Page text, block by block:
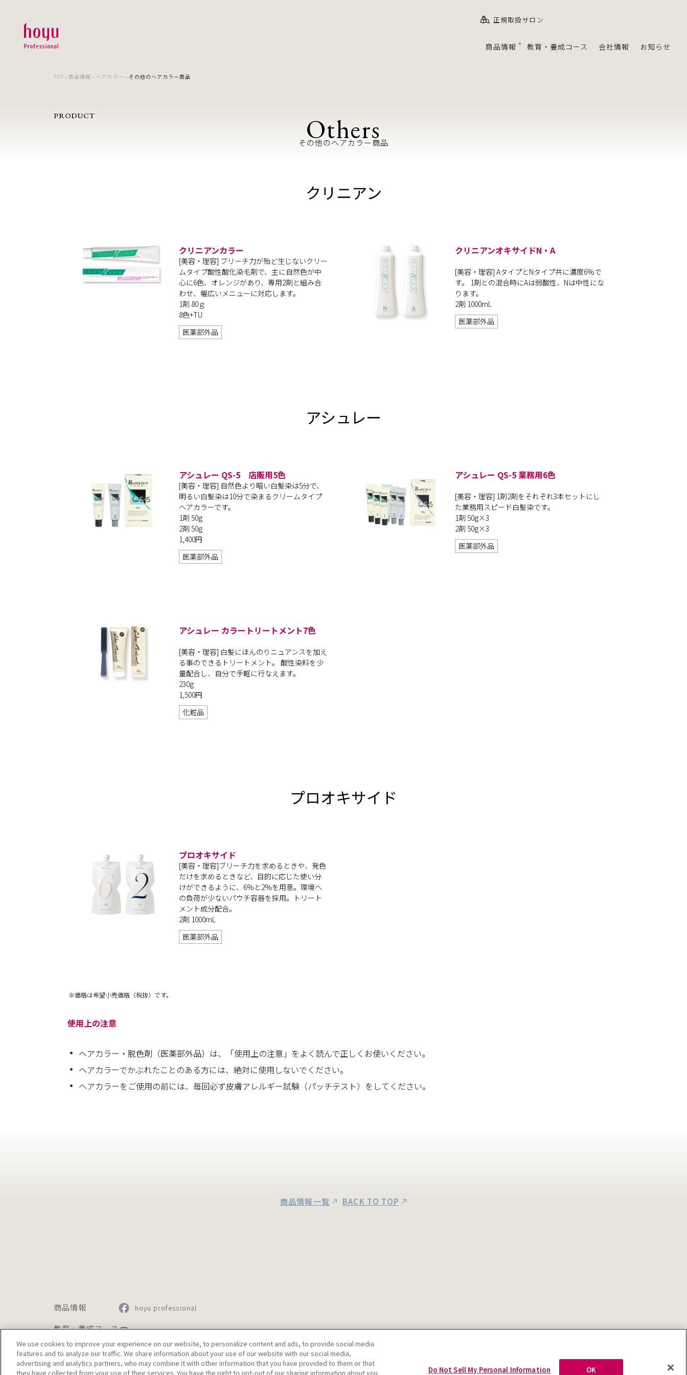
正規取扱サロン
商品情報 教育・養成コース 会社情報 お知らせ
TOP 商品情報 ヘアカラー その他のヘアカラー商品
その他のヘアカラー商品
Others
PRODUCT
クリニアン
クリニアンカラー
[美容・理容] ブリーチ力が殆ど生じないクリー
ムタイプ酸性酸化染毛剤で、主に自然色が中
心に6色、オレンジがあり、専用2剤と組み合
わせ、幅広いメニューに対応します。
1剤 80ｇ
8色+TU
医薬部外品
クリニアンオキサイドN・A
[美容・理容] AタイプとNタイプ共に濃度6%で
す。 1剤との混合時にAは弱酸性、Nは中性にな
ります。
2剤 1000mL
医薬部外品
アシュレー
アシュレー QS-5 店販用5色
[美容・理容] 自然色より暗い白髪染は5分で、
明るい白髪染は10分で染まるクリームタイプ
ヘアカラーです。
1剤 50g
2剤 50g
1,400円
医薬部外品
アシュレー QS-5 業務用6色
[美容・理容] 1剤2剤をそれぞれ3本セットにし
た業務用スピード白髪染です。
1剤 50g×3
2剤 50g×3
医薬部外品
アシュレー カラートリートメント7色
[美容・理容] 白髪にほんのりニュアンスを加え
る事のできるトリートメント。 酸性染料を少
量配合し、自分で手軽に行なえます。
230g
1,500円
化粧品
プロオキサイド
プロオキサイド
[美容・理容]ブリーチ力を求めるときや、発色
だけを求めるときなど、目的に応じた使い分
けができるように、6%と2%を用意。環境へ
の負荷が少ないパウチ容器を採用。トリート
メント成分配合。
2剤 1000mL
医薬部外品
※価格は希望小売価格（税抜）です。
使用上の注意
ヘアカラー・脱色剤（医薬部外品）は、「使用上の注意」をよく読んで正しくお使いください。
ヘアカラーでかぶれたことのある方には、絶対に使用しないでください。
ヘアカラーをご使用の前には、毎回必ず皮膚アレルギー試験（パッチテスト）をしてください。
商品情報一覧 BACK TO TOP
商品情報
教育・養成コース
会社情報
お知らせ
hoyu professional
@hoyu_professional
@hoyu_color_creative
We use cookies to improve your experience on our website, to personalize content and ads, to provide social media
features and to analyze our traffic. We share information about your use of our website with our social media,
advertising and analytics partners, who may combine it with other information that you have provided to them or that
they have collected from your use of their services. You have the right to opt-out of our sharing information about you
Do Not Sell My Personal Information OK